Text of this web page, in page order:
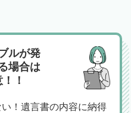
ルが発
場合は
！
！遺言書の内容に納得